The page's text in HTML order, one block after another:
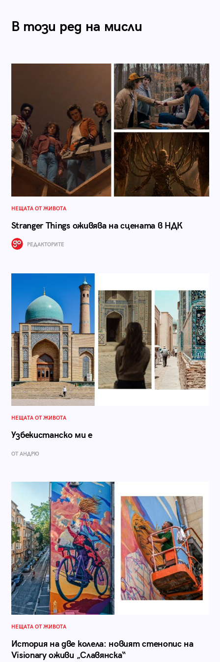
В този ред на мисли
НЕЩАТА ОТ ЖИВОТА
Stranger Things оживява на сцената в НДК
РЕДАКТОРИТЕ
НЕЩАТА ОТ ЖИВОТА
Узбекистанско ми е
ОТ АНДРЮ
НЕЩАТА ОТ ЖИВОТА
История на две колела: новият стенопис на
Visionary оживи „Славянска“